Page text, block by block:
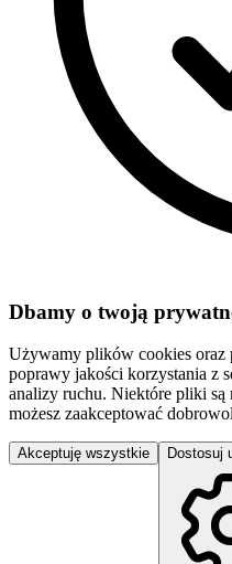
Dbamy o twoją
Używamy plików cookies oraz
poprawy jakości korzystania z
analizy ruchu. Niektóre pliki są
możesz zaakceptować
Akceptuję wszystkie Dostosuj